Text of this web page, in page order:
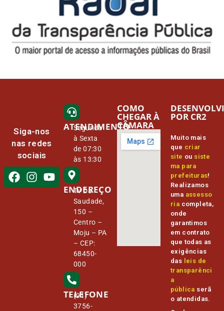
Siga-nos
nas redes
sociais
ATENDIMENTO
Segunda
à Sexta
de 07:30
às 13:30
ENDEREÇO
Tv Da
Saudade,
150 –
Centro –
Moju – PA
– CEP:
68450-
000
TELEFONE
(91)
3756-
COMO
CHEGAR À
CÂMARA
Muito mais
que criar
site ou siste
ma para
prefeituras!
Realizamos
uma assesso
ria completa,
onde
garantimos
em contrato
que todas as
exigências
das leis de
transparênci
a
pública serã
o atendidas.
POR CR2